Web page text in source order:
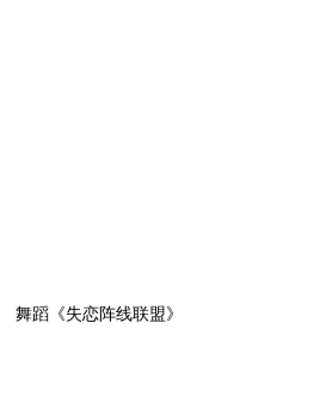
舞蹈《失恋阵线联盟》